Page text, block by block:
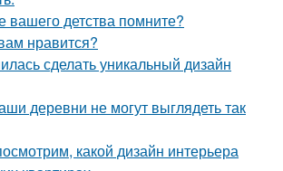
вашего детства помните?
нравится?
сделать уникальный дизайн
деревни не могут выглядеть так
какой дизайн интерьера